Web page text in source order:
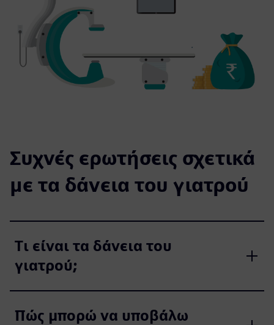
Συχνές ερωτήσεις σχετικά
με τα δάνεια του γιατρού
Τι είναι τα δάνεια του
γιατρού;
Πώς μπορώ να υποβάλω